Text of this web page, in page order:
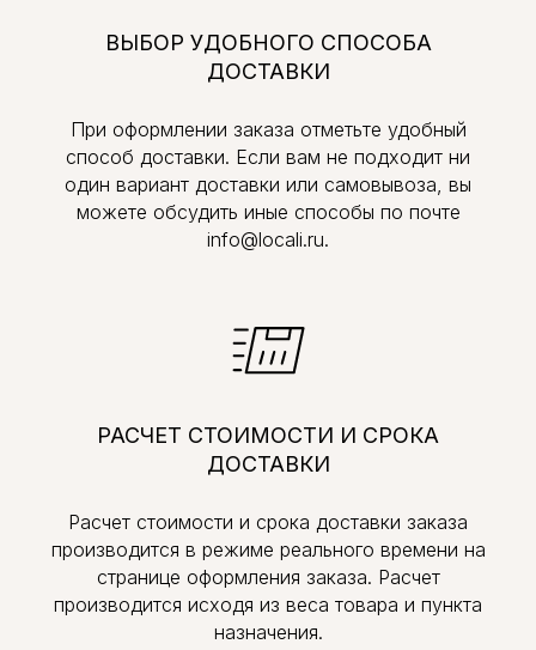
ВЫБОР УДОБНОГО СПОСОБА
ДОСТАВКИ
При оформлении заказа отметьте удобный
способ доставки. Если вам не подходит ни
один вариант доставки или самовывоза, вы
можете обсудить иные способы по почте
info@locali.ru.
РАСЧЕТ СТОИМОСТИ И СРОКА
ДОСТАВКИ
Расчет стоимости и срока доставки заказа
производится в режиме реального времени на
странице оформления заказа. Расчет
производится исходя из веса товара и пункта
назначения.